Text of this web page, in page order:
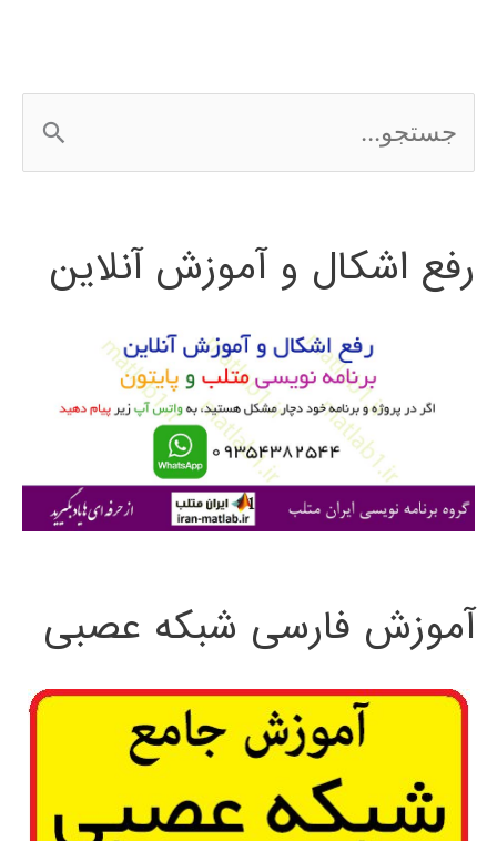
س
ج
ی
رفع اشکال و آموزش آنلاین
آموزش فارسی شبکه عصبی